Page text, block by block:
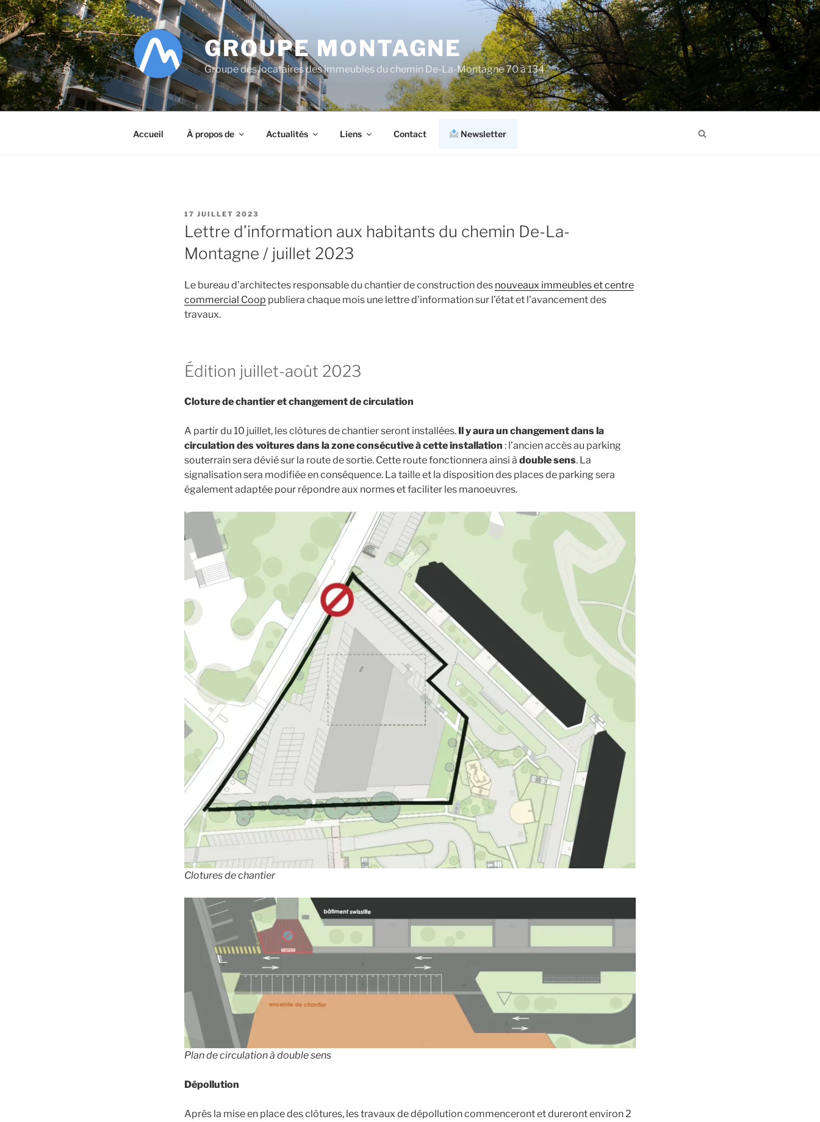
Aller
au
contenu
principal
GROUPE MONTAGNE
Groupe des locataires des immeubles du chemin De-La-Montagne 70 à 134
Accueil À propos de Actualités Liens Contact Newsletter
PUBLIÉ
LE
17 JUILLET 2023
Lettre d’information aux habitants du chemin De-La-
Montagne / juillet 2023
Le bureau d’architectes responsable du chantier de construction des nouveaux immeubles et centre
commercial Coop publiera chaque mois une lettre d’information sur l’état et l’avancement des
travaux.
Édition juillet-août 2023
Cloture de chantier et changement de circulation
A partir du 10 juillet, les clôtures de chantier seront installées. Il y aura un changement dans la
circulation des voitures dans la zone consécutive à cette installation : l’ancien accès au parking
souterrain sera dévié sur la route de sortie. Cette route fonctionnera ainsi à double sens. La
signalisation sera modifiée en conséquence. La taille et la disposition des places de parking sera
également adaptée pour répondre aux normes et faciliter les manoeuvres.
Clotures de chantier
Plan de circulation à double sens
Dépollution
Après la mise en place des clôtures, les travaux de dépollution commenceront et dureront environ 2